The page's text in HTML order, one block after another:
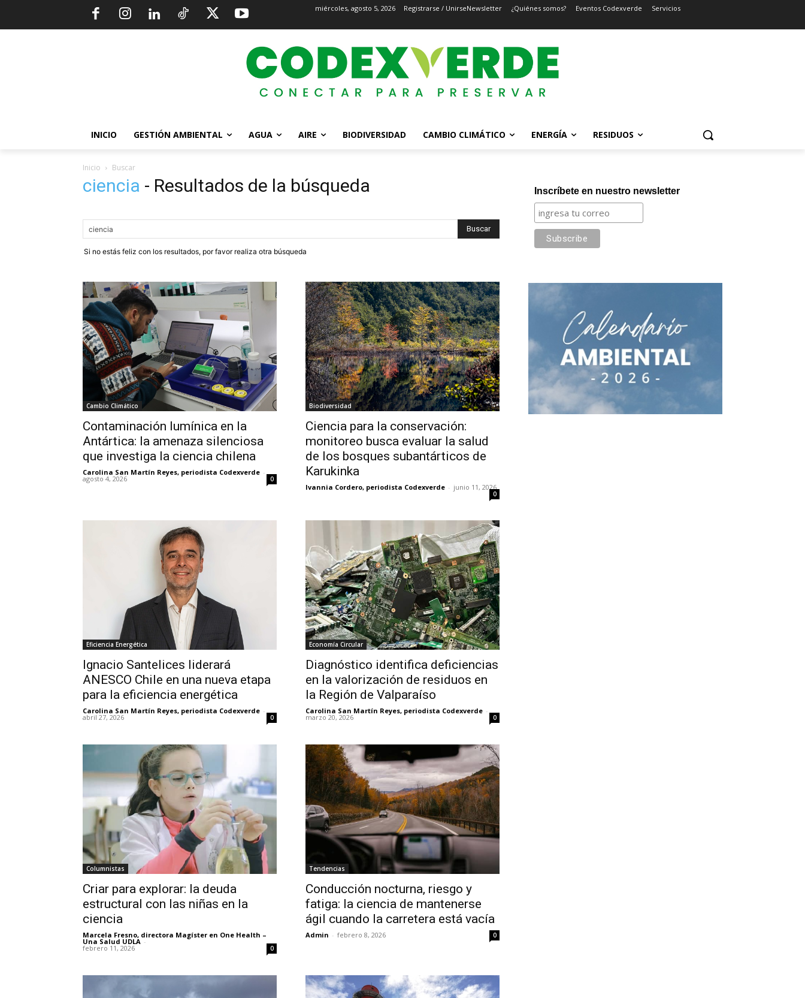
miércoles, agosto 5, 2026 Registrarse / UnirseNewsletter ¿Quiénes somos? Eventos Codexverde Servicios
INICIO GESTIÓN AMBIENTAL AGUA AIRE BIODIVERSIDAD CAMBIO CLIMÁTICO ENERGÍA RESIDUOS
Inicio Buscar
ciencia - Resultados de la búsqueda
Si no estás feliz con los resultados, por favor realiza otra búsqueda
Cambio Climático
Contaminación lumínica en la
Antártica: la amenaza silenciosa
que investiga la ciencia chilena
Carolina San Martín Reyes, periodista Codexverde -
agosto 4, 2026 0
Biodiversidad
Ciencia para la conservación:
monitoreo busca evaluar la salud
de los bosques subantárticos de
Karukinka
Ivannia Cordero, periodista Codexverde - junio 11, 2026
0
Eficiencia Energética
Ignacio Santelices liderará
ANESCO Chile en una nueva etapa
para la eficiencia energética
Carolina San Martín Reyes, periodista Codexverde -
abril 27, 2026 0
Economía Circular
Diagnóstico identifica deficiencias
en la valorización de residuos en
la Región de Valparaíso
Carolina San Martín Reyes, periodista Codexverde -
marzo 20, 2026 0
Columnistas
Criar para explorar: la deuda
estructural con las niñas en la
ciencia
Marcela Fresno, directora Magíster en One Health –
Una Salud UDLA -
febrero 11, 2026 0
Tendencias
Conducción nocturna, riesgo y
fatiga: la ciencia de mantenerse
ágil cuando la carretera está vacía
Admin - febrero 8, 2026 0
Inscríbete en nuestro newsletter